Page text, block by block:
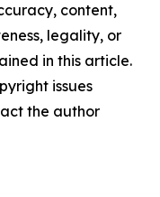
content,
legality, or
in this article.
issues
the author